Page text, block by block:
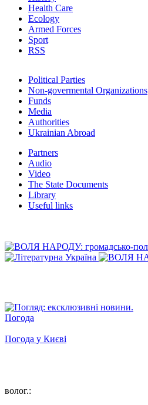
Health Care
Ecology
Armed Forces
Sport
RSS
Political Parties
Non-govermental Organizations
Funds
Мedia
Authorities
Ukrainian Abroad
Partners
Audio
Video
The State Documents
Library
Useful links
Погода
Погода у Києві
волог.: